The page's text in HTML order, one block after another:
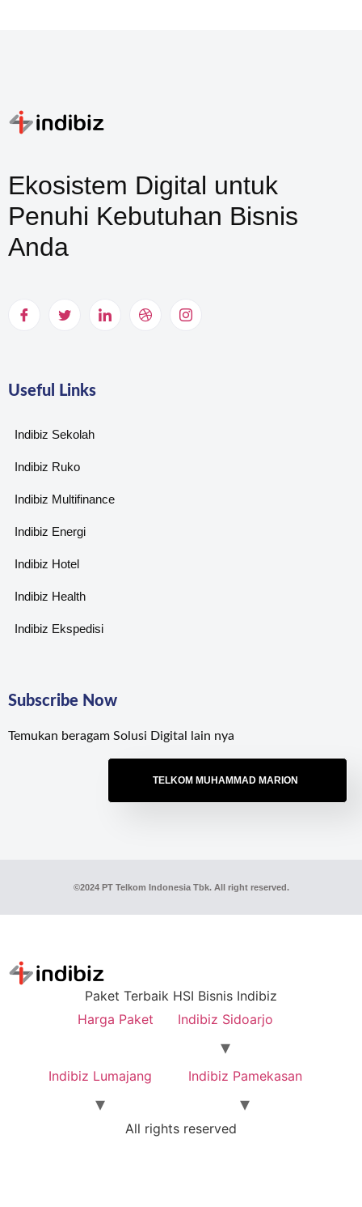
Ekosistem Digital untuk
Penuhi Kebutuhan Bisnis
Anda
Useful Links
Indibiz Sekolah
Indibiz Ruko
Indibiz Multifinance
Indibiz Energi
Indibiz Hotel
Indibiz Health
Indibiz Ekspedisi
Subscribe Now
Temukan beragam Solusi Digital lain nya
TELKOM MUHAMMAD MARION
©2024 PT Telkom Indonesia Tbk. All right reserved.
Paket Terbaik HSI Bisnis Indibiz
Harga Paket
Indibiz Sidoarjo
Indibiz Lumajang Indibiz Pamekasan
All rights reserved